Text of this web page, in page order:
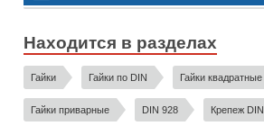
Находится в разделах
Гайки Гайки по DIN Гайки квадратные
Гайки приварные DIN 928 Крепеж DIN